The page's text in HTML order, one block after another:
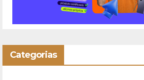
Categorias